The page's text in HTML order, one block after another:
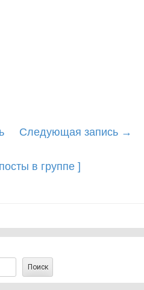
Следующая запись →
в группе ]
Поиск